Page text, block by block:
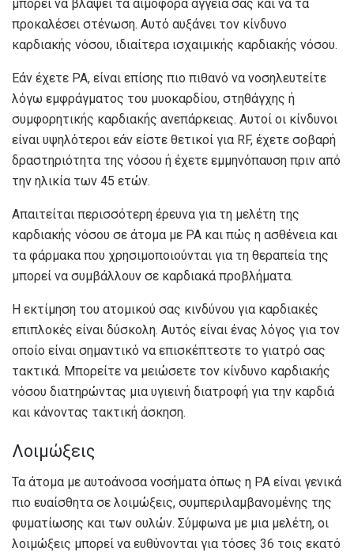
μπορεί να βλάψει τα αιμοφόρα αγγεία σας και να τα
προκαλέσει στένωση. Αυτό αυξάνει τον κίνδυνο
καρδιακής νόσου, ιδιαίτερα ισχαιμικής καρδιακής νόσου.
Εάν έχετε ΡΑ, είναι επίσης πιο πιθανό να νοσηλευτείτε
λόγω εμφράγματος του μυοκαρδίου, στηθάγχης ή
συμφορητικής καρδιακής ανεπάρκειας. Αυτοί οι κίνδυνοι
είναι υψηλότεροι εάν είστε θετικοί για RF, έχετε σοβαρή
δραστηριότητα της νόσου ή έχετε εμμηνόπαυση πριν από
την ηλικία των 45 ετών.
Απαιτείται περισσότερη έρευνα για τη μελέτη της
καρδιακής νόσου σε άτομα με ΡΑ και πώς η ασθένεια και
τα φάρμακα που χρησιμοποιούνται για τη θεραπεία της
μπορεί να συμβάλλουν σε καρδιακά προβλήματα.
Η εκτίμηση του ατομικού σας κινδύνου για καρδιακές
επιπλοκές είναι δύσκολη. Αυτός είναι ένας λόγος για τον
οποίο είναι σημαντικό να επισκέπτεστε το γιατρό σας
τακτικά. Μπορείτε να μειώσετε τον κίνδυνο καρδιακής
νόσου διατηρώντας μια υγιεινή διατροφή για την καρδιά
και κάνοντας τακτική άσκηση.
Λοιμώξεις
Τα άτομα με αυτοάνοσα νοσήματα όπως η ΡΑ είναι γενικά
πιο ευαίσθητα σε λοιμώξεις, συμπεριλαμβανομένης της
φυματίωσης και των ουλών. Σύμφωνα με μια μελέτη, οι
λοιμώξεις μπορεί να ευθύνονται για τόσες 36 τοις εκατό